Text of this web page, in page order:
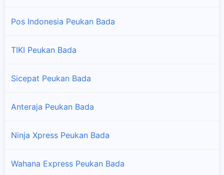
Pos Indonesia Peukan Bada
TIKI Peukan Bada
Sicepat Peukan Bada
Anteraja Peukan Bada
Ninja Xpress Peukan Bada
Wahana Express Peukan Bada